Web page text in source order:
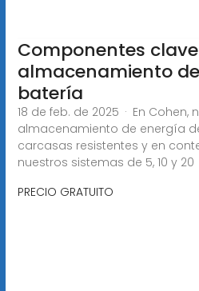
Componentes
almacenamiento
batería
18 de feb. de 2025 · En
almacenamiento de energía
carcasas resistentes y en
nuestros sistemas de 5, 10 y 20
PRECIO GRATUITO